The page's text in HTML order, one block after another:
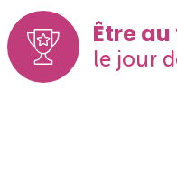
Être
le jour